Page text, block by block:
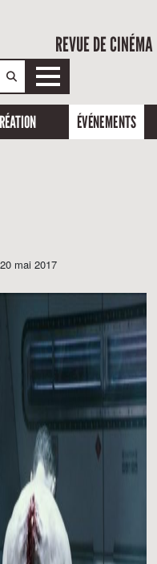
REVUE DE CINÉMA
ÉVÉNEMENTS
mai 2017